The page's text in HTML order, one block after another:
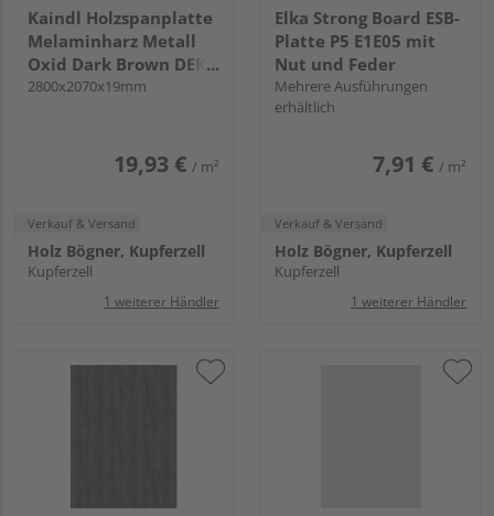
Kaindl Holzspanplatte
Melaminharz Metall
Oxid Dark Brown DEK
SPA P2CA K5579 DP KL
2800x2070x19mm
19,93 € / m²
Verkauf & Versand
Holz Bögner, Kupferzell
Kupferzell
1 weiterer Händler
Elka Strong Board ESB-
Platte P5 E1E05 mit
Nut und Feder
Mehrere Ausführungen
erhältlich
7,91 € / m²
Verkauf & Versand
Holz Bögner, Kupferzell
Kupferzell
1 weiterer Händler